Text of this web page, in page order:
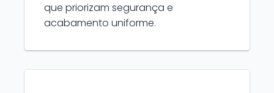
que priorizam segurança e
acabamento uniforme.